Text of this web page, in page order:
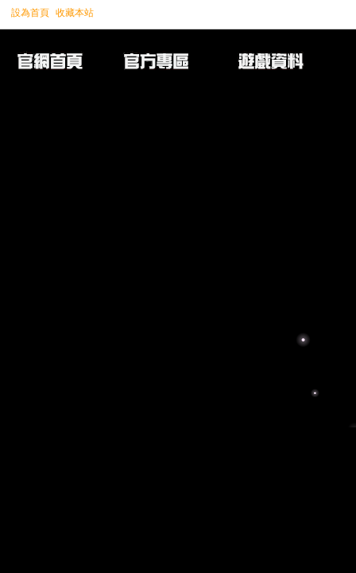
設為首頁 收藏本站